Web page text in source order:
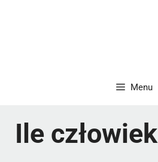
Menu
Ile człowiek